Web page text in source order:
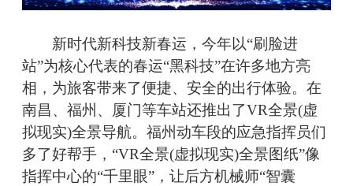
新时代新科技新春运，今年以“刷脸进
站”为核心代表的春运“黑科技”在许多地方亮
相，为旅客带来了便捷、安全的出行体验。在
南昌、福州、厦门等车站还推出了VR全景(虚
拟现实)全景导航。福州动车段的应急指挥员们
多了好帮手，“VR全景(虚拟现实)全景图纸”像
指挥中心的“千里眼”，让后方机械师“智囊